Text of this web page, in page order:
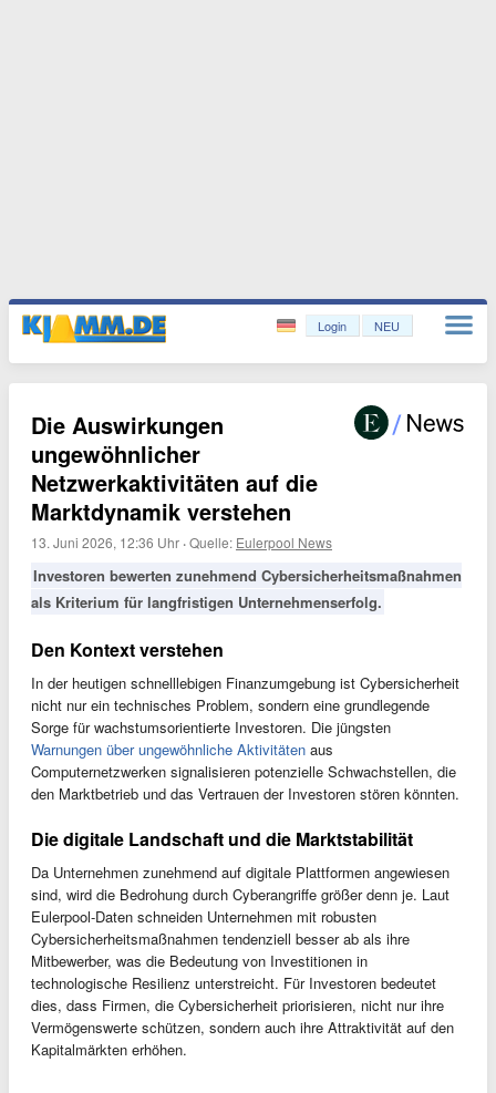
Login NEU
Die Auswirkungen
ungewöhnlicher
Netzwerkaktivitäten auf die
Marktdynamik verstehen
13. Juni 2026, 12:36 Uhr ·Quelle: Eulerpool News
Investoren bewerten zunehmend Cybersicherheitsmaßnahmen
als Kriterium für langfristigen Unternehmenserfolg.
Den Kontext verstehen
In der heutigen schnelllebigen Finanzumgebung ist Cybersicherheit
nicht nur ein technisches Problem, sondern eine grundlegende
Sorge für wachstumsorientierte Investoren. Die jüngsten
Warnungen über ungewöhnliche Aktivitäten aus
Computernetzwerken signalisieren potenzielle Schwachstellen, die
den Marktbetrieb und das Vertrauen der Investoren stören könnten.
Die digitale Landschaft und die Marktstabilität
Da Unternehmen zunehmend auf digitale Plattformen angewiesen
sind, wird die Bedrohung durch Cyberangriffe größer denn je. Laut
Eulerpool-Daten schneiden Unternehmen mit robusten
Cybersicherheitsmaßnahmen tendenziell besser ab als ihre
Mitbewerber, was die Bedeutung von Investitionen in
technologische Resilienz unterstreicht. Für Investoren bedeutet
dies, dass Firmen, die Cybersicherheit priorisieren, nicht nur ihre
Vermögenswerte schützen, sondern auch ihre Attraktivität auf den
Kapitalmärkten erhöhen.